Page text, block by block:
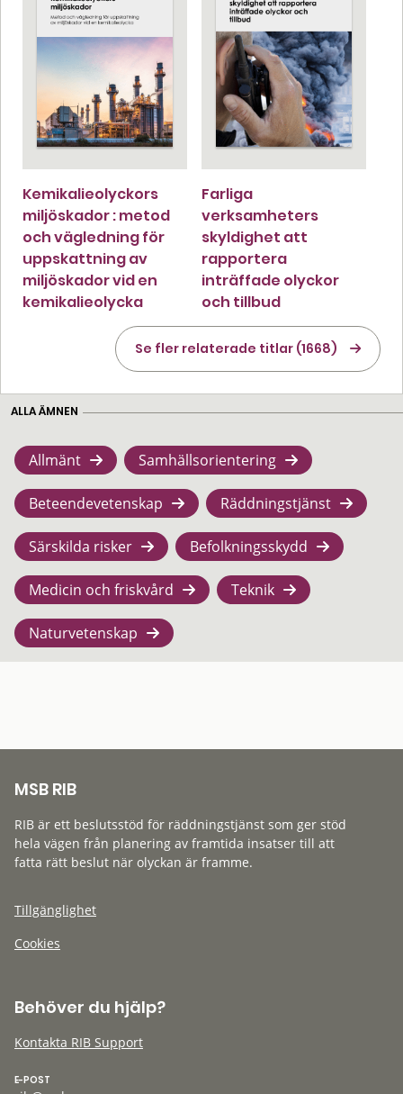
Kemikalieolyckors
miljöskador : metod
och vägledning för
uppskattning av
miljöskador vid en
kemikalieolycka
Farliga
verksamheters
skyldighet att
rapportera
inträffade olyckor
och tillbud
Se fler relaterade titlar (1668)
ALLA ÄMNEN
Allmänt Samhällsorientering
Beteendevetenskap Räddningstjänst
Särskilda risker Befolkningsskydd
Medicin och friskvård Teknik
Naturvetenskap
MSB RIB
RIB är ett beslutsstöd för räddningstjänst som ger stöd
hela vägen från planering av framtida insatser till att
fatta rätt beslut när olyckan är framme.
Tillgänglighet
Cookies
Behöver du hjälp?
Kontakta RIB Support
E-POST